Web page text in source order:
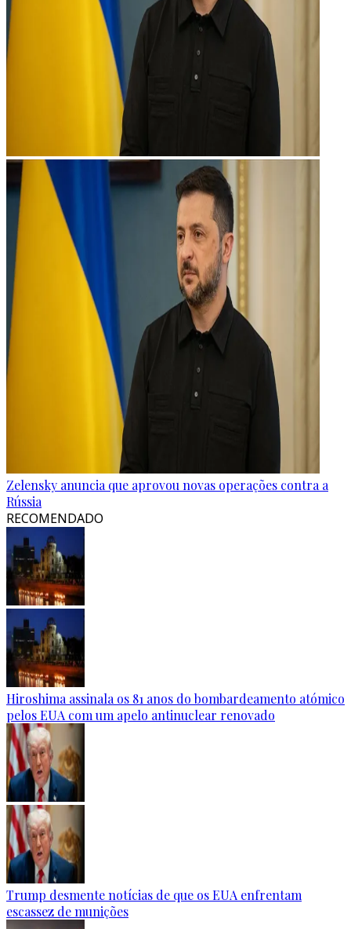
Zelensky anuncia que aprovou novas operações contra a
Rússia
RECOMENDADO
Hiroshima assinala os 81 anos do bombardeamento atómico
pelos EUA com um apelo antinuclear renovado
Trump desmente notícias de que os EUA enfrentam
escassez de munições